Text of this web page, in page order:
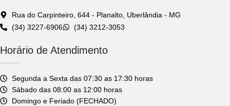
Rua do Carpinteiro, 644 - Planalto, Uberlândia - MG
(34) 3227-6906
(34) 3212-3053
Horário de Atendimento
Segunda a Sexta das 07:30 as 17:30 horas
Sábado das 08:00 as 12:00 horas
Domingo e Feriado (FECHADO)